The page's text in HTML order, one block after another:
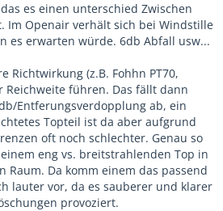
es einen unterschied Zwischen
Im Openair verhält sich bei Windstille
es erwarten würde. 6db Abfall usw...
Richtwirkung (z.B. Fohhn PT70,
Reichweite führen. Das fällt dann
Entferungsverdopplung ab, ein
Topteil ist da aber aufgrund
oft noch schlechter. Genau so
eng vs. breitstrahlenden Top in
Raum. Da komm einem das passend
lauter vor, da es sauberer und klarer
provoziert.